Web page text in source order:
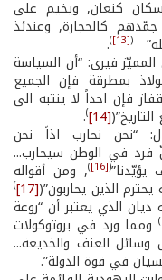
سكان كنعان, ويخيم على
كالحجارة, وعندئذ
(
[13]
)
.
فيرى: “أن السياسة
بمطرقة فإن الجميع
فإن احداً لا ينتبه الى
[14]
)
.
“نحن نحارب اذاً نحن
في الوطن سيحارب...
(
[16]
), ومن أقواله
الذين يحاربون”([17]
)
الذي يعتبر أن “روعة
)ومما ورد في بروتوكولات
العنف والخديعة...
في قوة الدولة”.